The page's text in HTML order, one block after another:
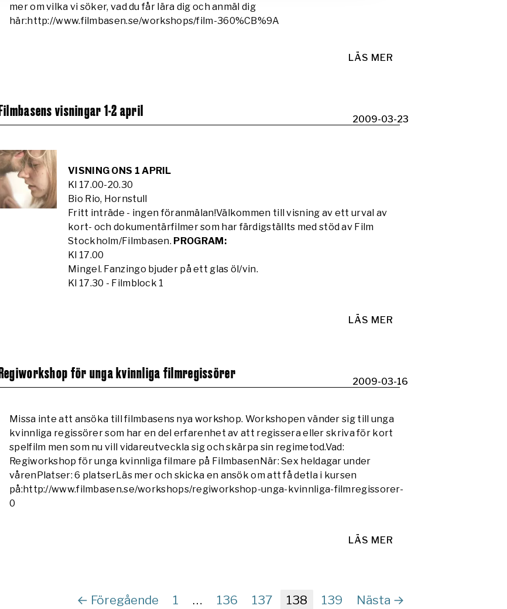
mer om vilka vi söker, vad du får lära dig och anmäl dig
här:http://www.filmbasen.se/workshops/film-360%CB%9A
LÄS MER
Filmbasens visningar 1-2 april
2009-03-23
VISNING ONS 1 APRIL
Kl 17.00-20.30
Bio Rio, Hornstull
Fritt inträde - ingen föranmälan!Välkommen till visning av ett urval av
kort- och dokumentärfilmer som har färdigställts med stöd av Film
Stockholm/Filmbasen. PROGRAM:
Kl 17.00
Mingel. Fanzingo bjuder på ett glas öl/vin.
Kl 17.30 - Filmblock 1
LÄS MER
Regiworkshop för unga kvinnliga filmregissörer
2009-03-16
Missa inte att ansöka till filmbasens nya workshop. Workshopen vänder sig till unga
kvinnliga regissörer som har en del erfarenhet av att regissera eller skriva för kort
spelfilm men som nu vill vidareutveckla sig och skärpa sin regimetod.Vad:
Regiworkshop för unga kvinnliga filmare på FilmbasenNär: Sex heldagar under
vårenPlatser: 6 platserLäs mer och skicka en ansök om att få detla i kursen
på:http://www.filmbasen.se/workshops/regiworkshop-unga-kvinnliga-filmregissorer-
0
LÄS MER
← Föregående 1 … 136 137 138 139 Nästa →